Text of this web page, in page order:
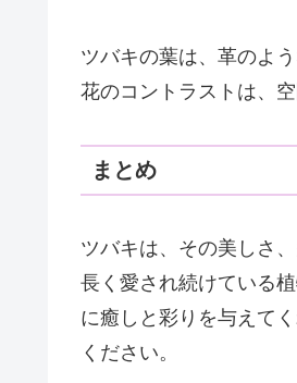
ツバキの葉は、革のよ
花のコントラストは、
まとめ
ツバキは、その美しさ
長く愛され続けている
に癒しと彩りを与えて
ください。